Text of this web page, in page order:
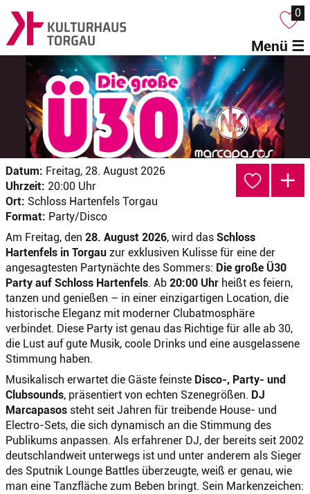
0
Menü ☰
Datum: Freitag, 28. August 2026
Uhrzeit: 20:00 Uhr
Ort: Schloss Hartenfels Torgau
Format: Party/Disco
Am Freitag, den 28. August 2026, wird das Schloss
Hartenfels in Torgau zur exklusiven Kulisse für eine der
angesagtesten Partynächte des Sommers: Die große Ü30
Party auf Schloss Hartenfels. Ab 20:00 Uhr heißt es feiern,
tanzen und genießen – in einer einzigartigen Location, die
historische Eleganz mit moderner Clubatmosphäre
verbindet. Diese Party ist genau das Richtige für alle ab 30,
die Lust auf gute Musik, coole Drinks und eine ausgelassene
Stimmung haben.
Musikalisch erwartet die Gäste feinste Disco-, Party- und
Clubsounds, präsentiert von echten Szenegrößen. DJ
Marcapasos steht seit Jahren für treibende House- und
Electro-Sets, die sich dynamisch an die Stimmung des
Publikums anpassen. Als erfahrener DJ, der bereits seit 2002
deutschlandweit unterwegs ist und unter anderem als Sieger
des Sputnik Lounge Battles überzeugte, weiß er genau, wie
man eine Tanzfläche zum Beben bringt. Sein Markenzeichen: